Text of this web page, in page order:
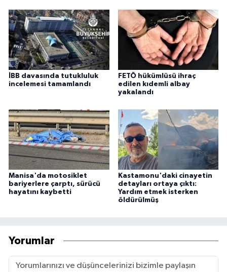
İBB davasında tutukluluk
incelemesi tamamlandı
FETÖ hükümlüsü ihraç
edilen kıdemli albay
yakalandı
Manisa'da motosiklet
bariyerlere çarptı, sürücü
hayatını kaybetti
Kastamonu'daki cinayetin
detayları ortaya çıktı:
Yardım etmek isterken
öldürülmüş
Yorumlar